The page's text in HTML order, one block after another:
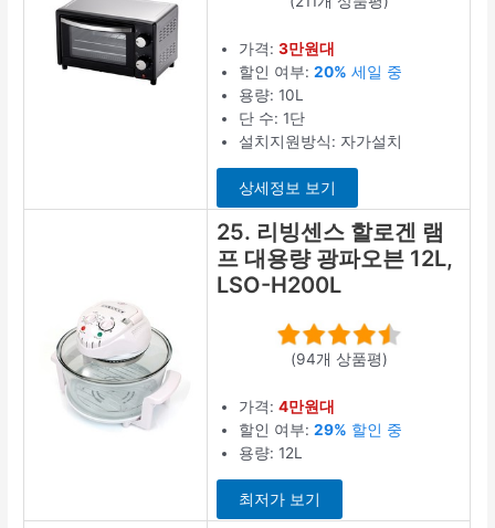
가격:3만원대
할인 여부:20% 세일 중
용량: 10L
단 수: 1단
설치지원방식: 자가설치
상세정보 보기
25. 리빙센스 할로겐 램
프 대용량 광파오븐 12L,
LSO-H200L
(94개 상품평)
가격:4만원대
할인 여부:29% 할인 중
용량: 12L
최저가 보기